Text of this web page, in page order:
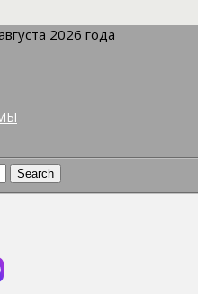
2026 года